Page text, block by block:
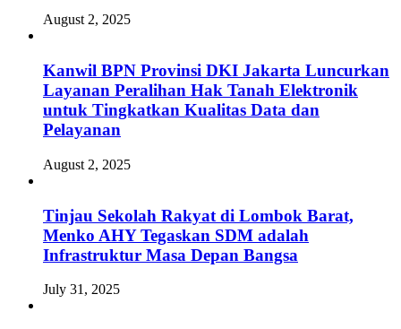
August 2, 2025
Kanwil BPN Provinsi DKI Jakarta Luncurkan
Layanan Peralihan Hak Tanah Elektronik
untuk Tingkatkan Kualitas Data dan
Pelayanan
August 2, 2025
Tinjau Sekolah Rakyat di Lombok Barat,
Menko AHY Tegaskan SDM adalah
Infrastruktur Masa Depan Bangsa
July 31, 2025